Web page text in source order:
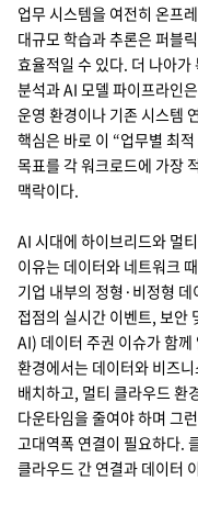
업무 시스템을 여전히 온프
대규모 학습과 추론은 퍼블
효율적일 수 있다. 더 나아
분석과 AI 모델 파이프라인
운영 환경이나 기존 시스템
핵심은 바로 이 “업무별 최
목표를 각 워크로드에 가장
맥락이다.
AI 시대에 하이브리드와 멀
이유는 데이터와 네트워크
기업 내부의 정형·비정형
접점의 실시간 이벤트, 보안
AI) 데이터 주권 이슈가 함
환경에서는 데이터와 비즈
배치하고, 멀티 클라우드 환
다운타임을 줄여야 하며 그
고대역폭 연결이 필요하다.
클라우드 간 연결과 데이터